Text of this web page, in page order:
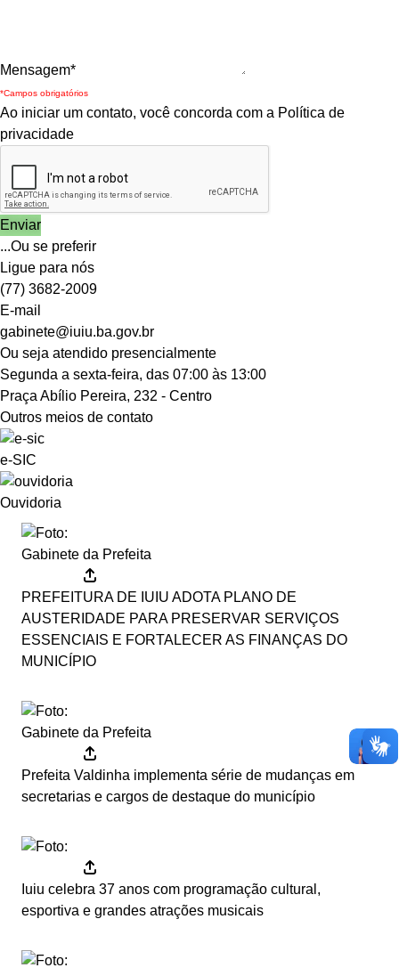
Mensagem*
*Campos obrigatórios
Ao iniciar um contato, você concorda com a Política de
privacidade
...Ou se preferir
Ligue para nós
(77) 3682-2009
E-mail
gabinete@iuiu.ba.gov.br
Ou seja atendido presencialmente
Segunda a sexta-feira, das 07:00 às 13:00
Praça Abílio Pereira, 232 - Centro
Outros meios de contato
e-SIC
Ouvidoria
Gabinete da Prefeita
PREFEITURA DE IUIU ADOTA PLANO DE
AUSTERIDADE PARA PRESERVAR SERVIÇOS
ESSENCIAIS E FORTALECER AS FINANÇAS DO
MUNICÍPIO
Gabinete da Prefeita
Prefeita Valdinha implementa série de mudanças em
secretarias e cargos de destaque do município
Iuiu celebra 37 anos com programação cultural,
esportiva e grandes atrações musicais